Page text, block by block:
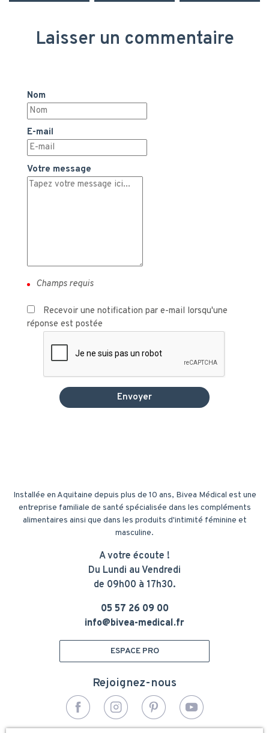
Laisser un commentaire
Nom
E-mail
Votre message
Recevoir une notification par e-mail lorsqu'une
réponse est postée
Installée en Aquitaine depuis plus de 10 ans, Bivea Médical est une
entreprise familiale de santé spécialisée dans les compléments
alimentaires ainsi que dans les produits d'intimité féminine et
masculine.
A votre écoute !
Du Lundi au Vendredi
de 09h00 à 17h30.
05 57 26 09 00
info@bivea-medical.fr
ESPACE PRO
Rejoignez-nous